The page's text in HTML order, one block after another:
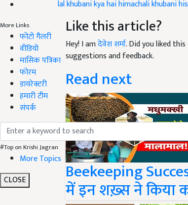
More Links
फोटो गैलरी
वीडियो
मासिक पत्रिका
फोरम
डायरेक्टरी
हमारी टीम
संपर्क
#Top on Krishi Jagran
More Topics
CLOSE
Like this article?
Hey! I amदेवेश शर्मा. Did you liked
suggestions and feedback.
Read next
Beekeeping
में इन शख़्स ने किया